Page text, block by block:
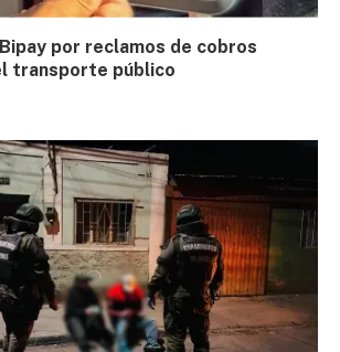
por reclamos de cobros
transporte público